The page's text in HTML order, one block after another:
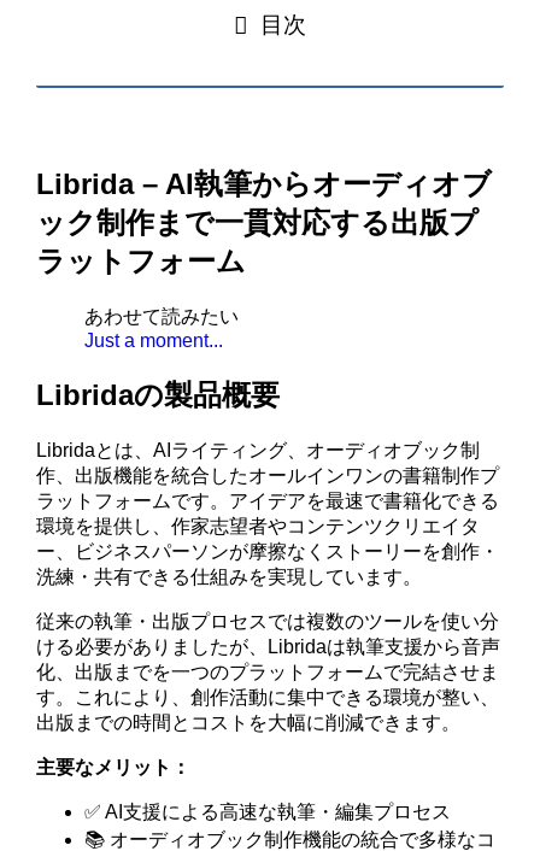
目次
Librida – AI執筆からオーディオブ
ック制作まで一貫対応する出版プ
ラットフォーム
あわせて読みたい
Just a moment...
Libridaの製品概要
Libridaとは、AIライティング、オーディオブック制
作、出版機能を統合したオールインワンの書籍制作プ
ラットフォームです。アイデアを最速で書籍化できる
環境を提供し、作家志望者やコンテンツクリエイタ
ー、ビジネスパーソンが摩擦なくストーリーを創作・
洗練・共有できる仕組みを実現しています。
従来の執筆・出版プロセスでは複数のツールを使い分
ける必要がありましたが、Libridaは執筆支援から音声
化、出版までを一つのプラットフォームで完結させま
す。これにより、創作活動に集中できる環境が整い、
出版までの時間とコストを大幅に削減できます。
主要なメリット：
✅ AI支援による高速な執筆・編集プロセス
📚 オーディオブック制作機能の統合で多様なコ